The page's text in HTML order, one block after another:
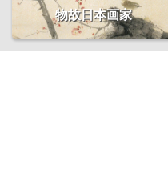
物故日本画家